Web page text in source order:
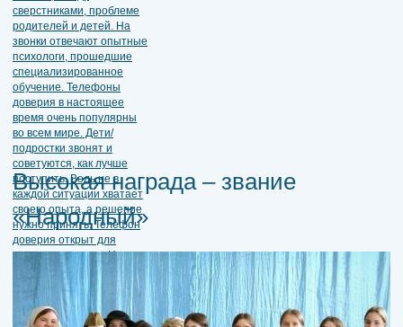
Высокая награда – звание
«Народный»